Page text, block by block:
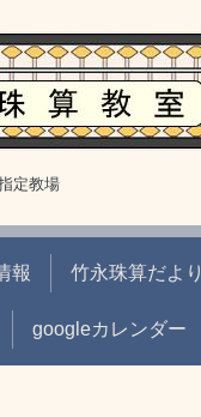
定教場
報 竹永珠算だより
googleカレンダー